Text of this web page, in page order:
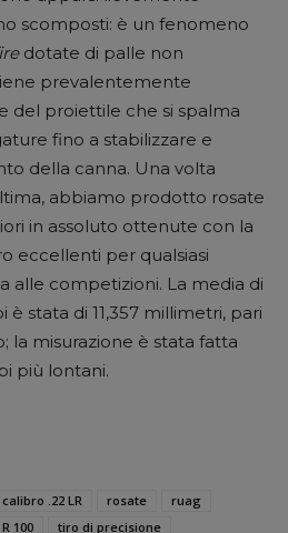
scomposti: è un fenomeno
dotate di palle non
prevalentemente
del proiettile che si spalma
fino a stabilizzare e
della canna. Una volta
abbiamo prodotto rosate
in assoluto ottenute con la
eccellenti per qualsiasi
alle competizioni. La media di
stata di 11,357 millimetri, pari
la misurazione è stata fatta
più lontani.
.22 LR rosate
ruag
100 tiro di precisione